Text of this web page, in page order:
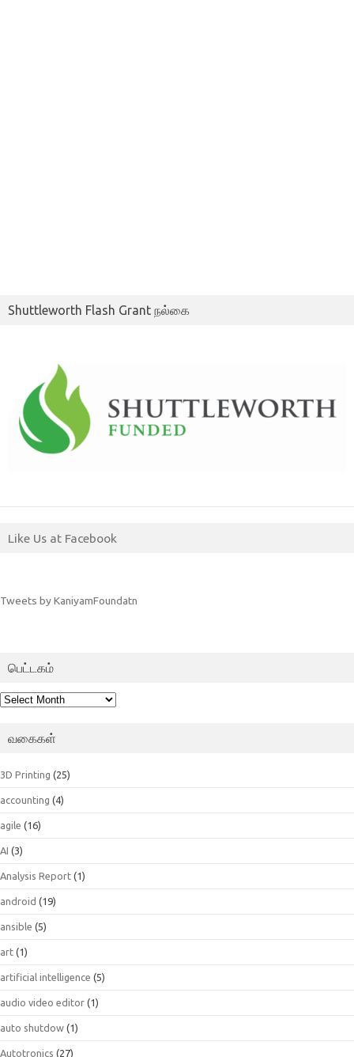
Shuttleworth Flash Grant நல்கை
Like Us at Facebook
Tweets by KaniyamFoundatn
பெட்டகம்
பெட்டகம்
வகைகள்
3D Printing (25)
accounting (4)
agile (16)
AI (3)
Analysis Report (1)
android (19)
ansible (5)
art (1)
artificial intelligence (5)
audio video editor (1)
auto shutdow (1)
Autotronics (27)